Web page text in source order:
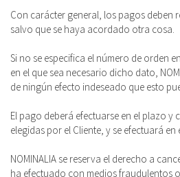
Con carácter general, los pagos deben
salvo que se haya acordado otra cosa.
Si no se especifica el número de orden
en el que sea necesario dicho dato,
de ningún efecto indeseado que esto
El pago deberá efectuarse en el plazo
elegidas por el Cliente, y se efectuará en
NOMINALIA se reserva el derecho a
ha efectuado con medios fraudulentos